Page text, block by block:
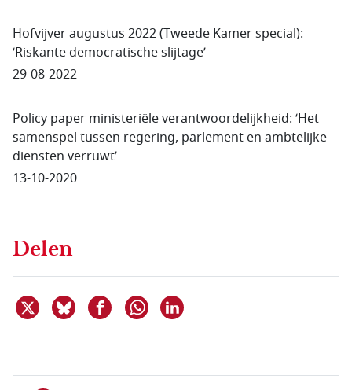
Hofvijver augustus 2022 (Tweede Kamer special):
‘Riskante democratische slijtage’
29-08-2022
Policy paper ministeriële verantwoordelijkheid: ‘Het
samenspel tussen regering, parlement en ambtelijke
diensten verruwt’
13-10-2020
Delen
Deel dit item op X
Deel dit item op Bluesky
Deel dit item op Facebook
Delen via WhatsApp